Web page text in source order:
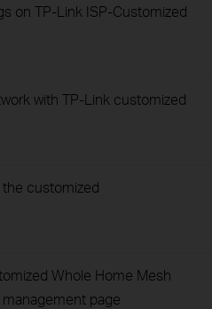
on TP-Link ISP-Customized
with TP-Link customized
customized
Whole Home Mesh
page